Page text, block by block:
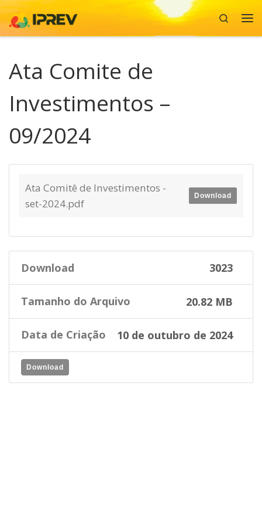
Skip to content
Search
Ata Comite de
Investimentos –
09/2024
Ata Comitê de Investimentos -
set-2024.pdf
Download
Download 3023
Tamanho do Arquivo 20.82 MB
Data de Criação 10 de outubro de 2024
Download